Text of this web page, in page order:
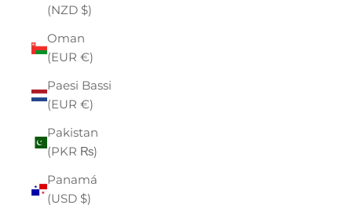
(NZD $)
Oman
(EUR €)
Paesi Bassi
(EUR €)
Pakistan
(PKR ₨)
Panamá
(USD $)